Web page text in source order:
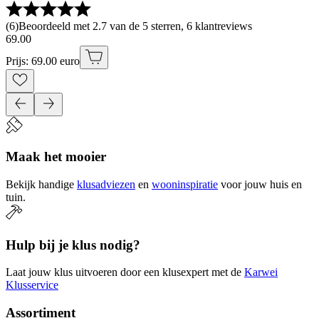
(6)Beoordeeld met 2.7 van de 5 sterren, 6 klantreviews
69.00
Prijs: 69.00 euro
Maak het mooier
Bekijk handige klusadviezen en wooninspiratie voor jouw huis en
tuin.
Hulp bij je klus nodig?
Laat jouw klus uitvoeren door een klusexpert met de Karwei
Klusservice
Assortiment